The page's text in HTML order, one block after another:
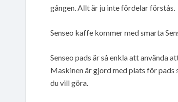
gången. Allt är ju inte fördelar förstås.
Senseo kaffe kommer med smarta
Senseo pads är så enkla att använda
Maskinen är gjord med plats för
du vill göra.